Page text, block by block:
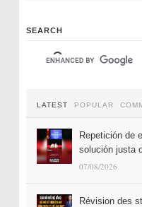
SEARCH
LATEST POPULAR
Repetición de
solución justa
07/08/2026
Révision des